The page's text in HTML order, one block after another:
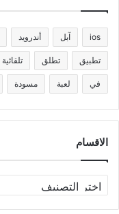
ios آبل أندرويد
تطبيق تطلق تلقائية
في لعبة مسودة
الاقسام
الاقسام